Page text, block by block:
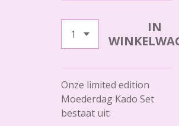
IN
Onze limited edition
Moederdag Kado Set
bestaat uit: